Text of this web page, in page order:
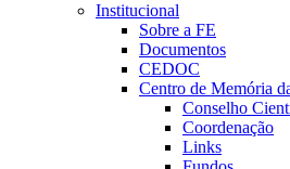
Institucional
Sobre a FE
Documentos
CEDOC
Centro de Memória
Conselho
Coordenação
Links